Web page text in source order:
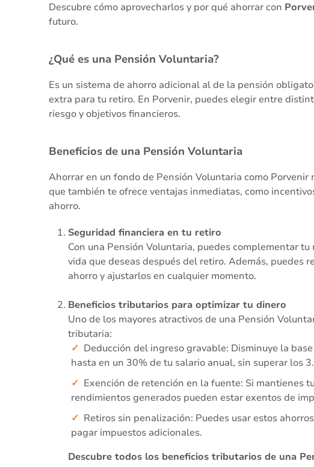
Descubre cómo aprovecharlos y por qué ahorrar con
futuro.
¿Qué es una Pensión Voluntaria?
Es un sistema de ahorro adicional al de la pensión
extra para tu retiro. En Porvenir, puedes elegir entre
riesgo y objetivos financieros.
Beneficios de una Pensión Voluntaria
Ahorrar en un fondo de Pensión Voluntaria como
que también te ofrece ventajas inmediatas, como
ahorro.
Seguridad financiera en tu retiro
Con una Pensión Voluntaria, puedes complementar
vida que deseas después del retiro. Además, puedes
ahorro y ajustarlos en cualquier momento.
Beneficios tributarios para optimizar tu dinero
Uno de los mayores atractivos de una Pensión
tributaria:
Deducción del ingreso gravable: Disminuye la
hasta en un 30% de tu salario anual, sin superar los
Exención de retención en la fuente: Si mantienes
rendimientos generados pueden estar exentos de
Retiros sin penalización: Puedes usar estos
pagar impuestos adicionales.
Descubre todos los beneficios tributarios de una